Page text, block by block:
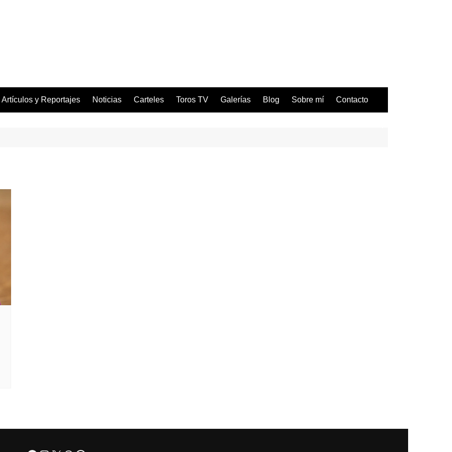
Artículos y Reportajes Noticias Carteles Toros TV Galerías Blog Sobre mí Contacto